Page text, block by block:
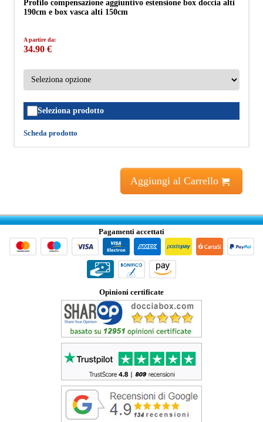
Profilo compensazione aggiuntivo estensione box doccia alti
190cm e box vasca alti 150cm
A partire da:
34.90 €
Seleziona prodotto
Scheda prodotto
Aggiungi al Carrello
Pagamenti accettati
Opinioni certificate